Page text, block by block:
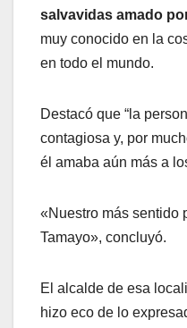
salvavidas amado
muy conocido en la
en todo el mundo.
Destacó que “la
contagiosa y, por
él amaba aún más a
«Nuestro más sentido
Tamayo», concluyó.
El alcalde de esa
hizo eco de lo